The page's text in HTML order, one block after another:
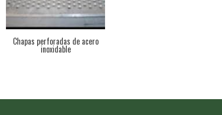
Chapas perforadas de acero
inoxidable